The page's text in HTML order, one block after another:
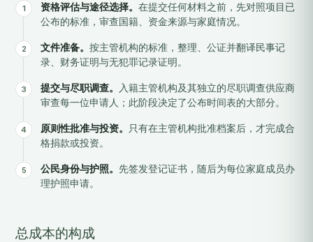
资格评估与途径选择。 在提交任何材料之前，先对照项目已
公布的标准，审查国籍、资金来源与家庭情况。
文件准备。 按主管机构的标准，整理、公证并翻译民事记
录、财务证明与无犯罪记录证明。
提交与尽职调查。
入籍主管机构及其独立的尽职调查供应商
审查每一位申请人；此阶段决定了公布时间表的大部分。
原则性批准与投资。
只有在主管机构批准档案后，才完成合
格捐款或投资。
公民身份与护照。 先签发登记证书，随后为每位家庭成员办
理护照申请。
总成本的构成